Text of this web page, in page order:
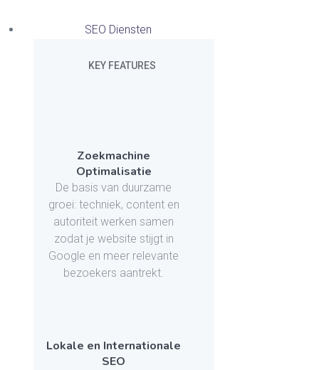
SEO Diensten
KEY FEATURES
Zoekmachine
Optimalisatie
De basis van duurzame
groei: techniek, content en
autoriteit werken samen
zodat je website stijgt in
Google en meer relevante
bezoekers aantrekt.
Lokale en Internationale
SEO